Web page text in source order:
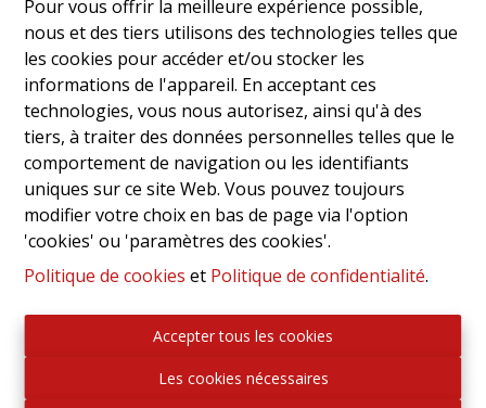
Pour vous offrir la meilleure expérience possible,
nous et des tiers utilisons des technologies telles que
les cookies pour accéder et/ou stocker les
informations de l'appareil. En acceptant ces
technologies, vous nous autorisez, ainsi qu'à des
tiers, à traiter des données personnelles telles que le
comportement de navigation ou les identifiants
uniques sur ce site Web. Vous pouvez toujours
modifier votre choix en bas de page via l'option
'cookies' ou 'paramètres des cookies'.
Politique de cookies et Politique de confidentialité.
Accepter tous les cookies
Les cookies nécessaires
NOUVEAU
2 Maisons + jardin+ parking 4 chambres et 3